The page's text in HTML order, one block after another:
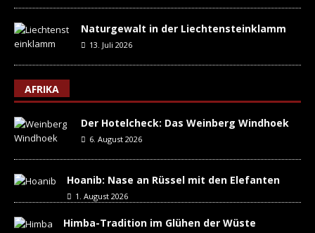
Naturgewalt in der Liechtensteinklamm
13. Juli 2026
AFRIKA
Der Hotelcheck: Das Weinberg Windhoek
6. August 2026
Hoanib: Nase an Rüssel mit den Elefanten
1. August 2026
Himba-Tradition im Glühen der Wüste